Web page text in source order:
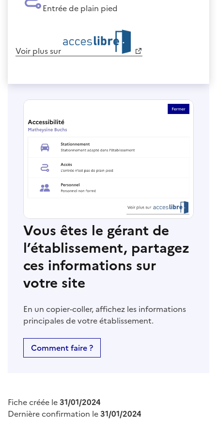
Entrée de plain pied
Voir plus sur
Vous êtes le gérant de
l’établissement, partagez
ces informations sur
votre site
En un copier-coller, affichez les informations
principales de votre établissement.
Comment faire ?
Fiche créée le31/01/2024
Dernière confirmation le31/01/2024